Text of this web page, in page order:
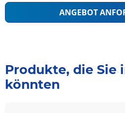
ANGEBOT
Produkte, die Sie
könnten